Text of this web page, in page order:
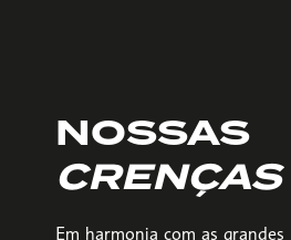
NOSSAS
CRENÇAS
Em harmonia com as grandes